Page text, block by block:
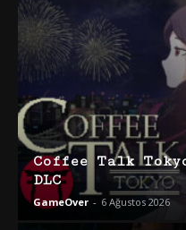
Coffee Talk
DLC
GameOver - 6 Ağustos 2026